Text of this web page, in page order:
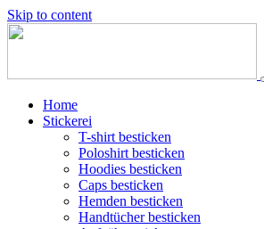
Skip to content
Home
Stickerei
T-shirt besticken
Poloshirt besticken
Hoodies besticken
Caps besticken
Hemden besticken
Handtücher besticken